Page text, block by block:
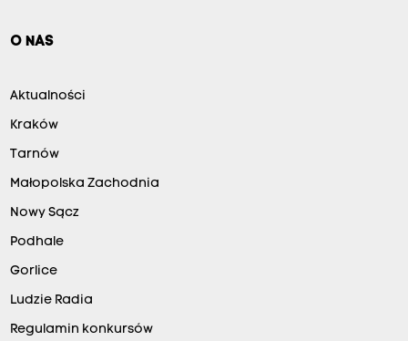
O NAS
Aktualności
Kraków
Tarnów
Małopolska Zachodnia
Nowy Sącz
Podhale
Gorlice
Ludzie Radia
Regulamin konkursów